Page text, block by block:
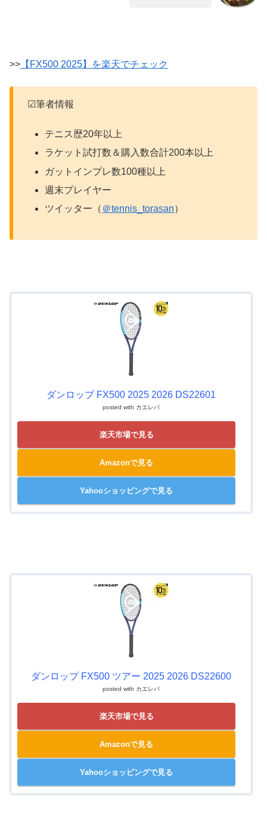
>> 【FX500 2025】を楽天でチェック
☑筆者情報
テニス歴20年以上
ラケット試打数＆購入数合計200本以上
ガットインプレ数100種以上
週末プレイヤー
ツイッター（ ＠tennis_torasan）
ダンロップ FX500 2025 2026 DS22601
posted with カエレバ
楽天市場で見る
Amazonで見る
Yahooショッピングで見る
ダンロップ FX500 ツアー 2025 2026 DS22600
posted with カエレバ
楽天市場で見る
Amazonで見る
Yahooショッピングで見る